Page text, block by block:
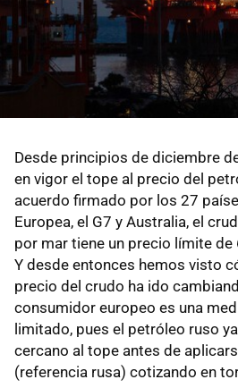
Desde principios de diciembre
en vigor el tope al precio del
acuerdo firmado por los 27
Europea, el G7 y Australia, el
por mar tiene un precio límite
Y desde entonces hemos visto
precio del crudo ha ido
consumidor europeo es una
limitado, pues el petróleo ruso
cercano al tope antes de
(referencia rusa) cotizando en